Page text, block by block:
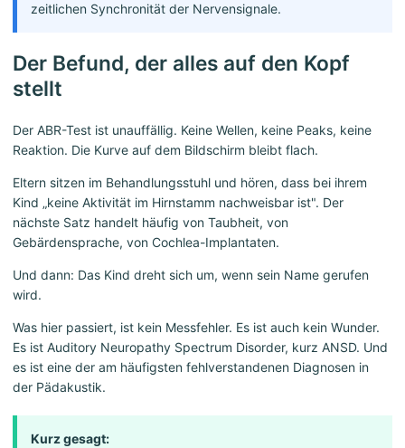
zeitlichen Synchronität der Nervensignale.
Der Befund, der alles auf den Kopf
stellt
Der ABR-Test ist unauffällig. Keine Wellen, keine Peaks, keine
Reaktion. Die Kurve auf dem Bildschirm bleibt flach.
Eltern sitzen im Behandlungsstuhl und hören, dass bei ihrem
Kind „keine Aktivität im Hirnstamm nachweisbar ist". Der
nächste Satz handelt häufig von Taubheit, von
Gebärdensprache, von Cochlea-Implantaten.
Und dann: Das Kind dreht sich um, wenn sein Name gerufen
wird.
Was hier passiert, ist kein Messfehler. Es ist auch kein Wunder.
Es ist Auditory Neuropathy Spectrum Disorder, kurz ANSD. Und
es ist eine der am häufigsten fehlverstandenen Diagnosen in
der Pädakustik.
Kurz gesagt: